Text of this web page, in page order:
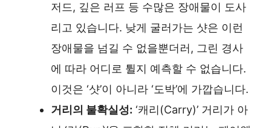
저드, 깊은 러프 등 수많은 장애물이 도사
리고 있습니다. 낮게 굴러가는 샷은 이런
장애물을 넘길 수 없을뿐더러, 그린 경사
에 따라 어디로 튈지 예측할 수 없습니다.
이것은 ‘샷’이 아니라 ‘도박’에 가깝습니다.
거리의 불확실성: ‘캐리(Carry)’ 거리가 아